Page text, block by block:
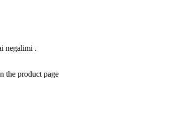
negalimi .
the product page